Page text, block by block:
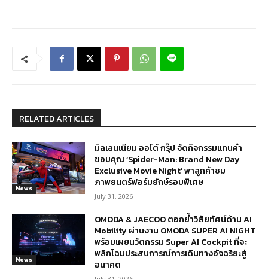
RELATED ARTICLES
News
มิลเลนเนียม ออโต้ กรุ๊ป จัดกิจกรรมแทนคำ
ขอบคุณ ‘Spider-Man: Brand New Day
Exclusive Movie Night’ พาลูกค้าชม
ภาพยนตร์ฟอร์มยักษ์รอบพิเศษ
July 31, 2026
News
OMODA & JAECOO ตอกย้ำวิสัยทัศน์ด้าน AI
Mobility ผ่านงาน OMODA SUPER AI NIGHT
พร้อมเผยนวัตกรรม Super AI Cockpit ที่จะ
พลิกโฉมประสบการณ์การเดินทางอัจฉริยะสู่
อนาคต